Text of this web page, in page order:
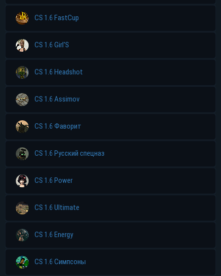
CS 1.6 FastCup
CS 1.6 Girl'S
CS 1.6 Headshot
CS 1.6 Assimov
CS 1.6 Фаворит
CS 1.6 Русский спецназ
CS 1.6 Power
CS 1.6 Ultimate
CS 1.6 Energy
CS 1.6 Симпсоны